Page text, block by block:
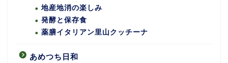
地産地消の楽しみ
発酵と保存食
薬膳イタリアン里山クッチーナ
あめつち日和